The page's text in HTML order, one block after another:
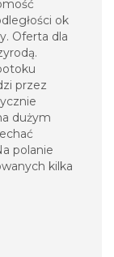
ok
Oferta dla
przez
dużym
polanie
kilka